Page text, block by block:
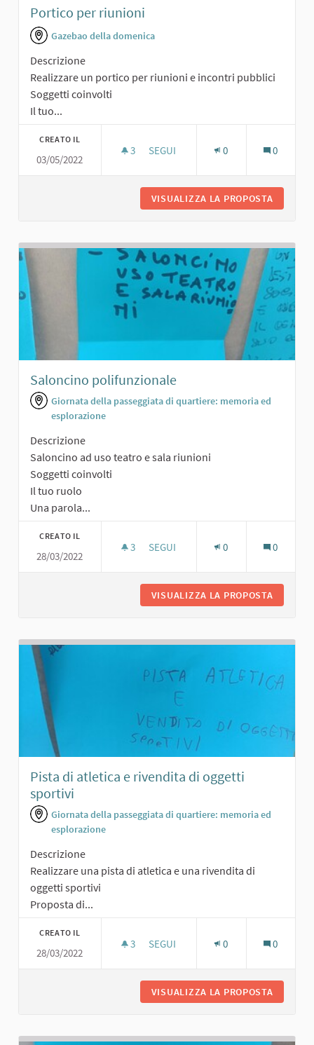
Portico per riunioni
Gazebao della domenica
Descrizione
Realizzare un portico per riunioni e incontri pubblici
Soggetti coinvolti
Il tuo...
CREATO IL
03/05/2022
3 3 SOSTENITORI
SEGUI 0 0
VISUALIZZA LA PROPOSTA
Saloncino polifunzionale
Giornata della passeggiata di quartiere: memoria ed
esplorazione
Descrizione
Saloncino ad uso teatro e sala riunioni
Soggetti coinvolti
Il tuo ruolo
Una parola...
CREATO IL
28/03/2022
3 3 SOSTENITORI
SEGUI 0 0
VISUALIZZA LA PROPOSTA
Pista di atletica e rivendita di oggetti
sportivi
Giornata della passeggiata di quartiere: memoria ed
esplorazione
Descrizione
Realizzare una pista di atletica e una rivendita di
oggetti sportivi
Proposta di...
CREATO IL
28/03/2022
3 3 SOSTENITORI
SEGUI 0 0
VISUALIZZA LA PROPOSTA